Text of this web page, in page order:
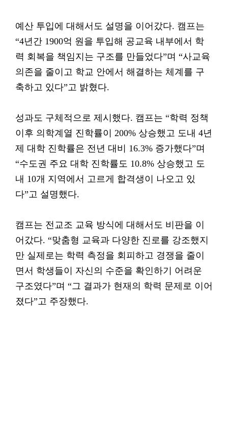
예산 투입에 대해서도 설명을 이어갔다. 캠프는
“4년간 1900억 원을 투입해 공교육 내부에서 학
력 회복을 책임지는 구조를 만들었다”며 “사교육
의존을 줄이고 학교 안에서 해결하는 체계를 구
축하고 있다”고 밝혔다.
성과도 구체적으로 제시했다. 캠프는 “학력 정책
이후 의학계열 진학률이 200% 상승했고 도내 4년
제 대학 진학률은 전년 대비 16.3% 증가했다”며
“수도권 주요 대학 진학률도 10.8% 상승했고 도
내 10개 지역에서 고르게 합격생이 나오고 있
다”고 설명했다.
캠프는 전교조 교육 방식에 대해서도 비판을 이
어갔다. “맞춤형 교육과 다양한 진로를 강조했지
만 실제로는 학력 측정을 회피하고 경쟁을 줄이
면서 학생들이 자신의 수준을 확인하기 어려운
구조였다”며 “그 결과가 현재의 학력 문제로 이어
졌다”고 주장했다.